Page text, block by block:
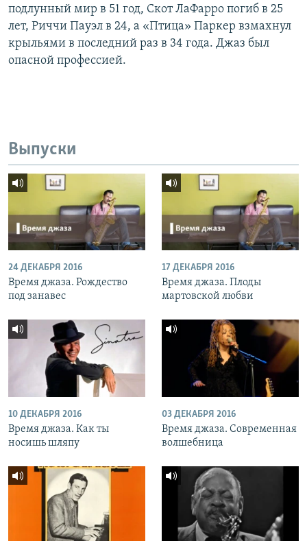
подлунный мир в 51 год, Скот ЛаФарро погиб в 25
лет, Риччи Пауэл в 24, а «Птица» Паркер взмахнул
крыльями в последний раз в 34 года. Джаз был
опасной профессией.
Выпуски
24 ДЕКАБРЯ 2016
Время джаза. Рождество
под занавес
17 ДЕКАБРЯ 2016
Время джаза. Плоды
мартовской любви
10 ДЕКАБРЯ 2016
Время джаза. Как ты
носишь шляпу
03 ДЕКАБРЯ 2016
Время джаза. Современная
волшебница